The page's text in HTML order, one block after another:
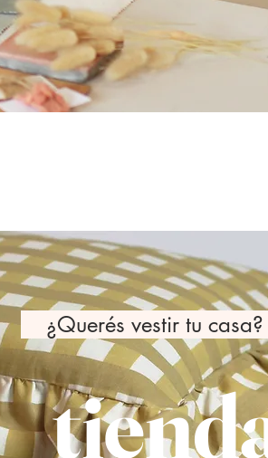
¿Querés vestir tu